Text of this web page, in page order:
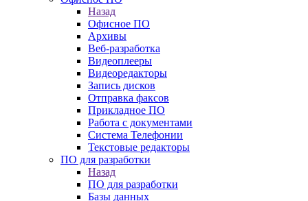
Назад
Офисное ПО
Архивы
Веб-разработка
Видеоплееры
Видеоредакторы
Запись дисков
Отправка факсов
Прикладное ПО
Работа с документами
Система Телефонии
Текстовые редакторы
ПО для разработки
Назад
ПО для разработки
Базы данных